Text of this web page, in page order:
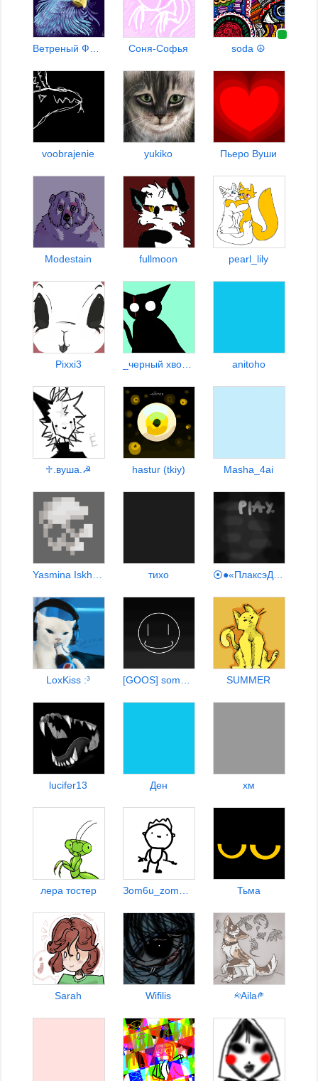
Соня-Софья soda ☮
voobrajenie yukiko Пьеро Вуши
Modestain fullmoon pearl_lily
Pixxi3 anitoho
♱︎.вуша.☭ hastur (tkiy) Masha_4ai
тихо
LoxKiss :³ SUMMER
lucifer13 Ден хм
лера тостер Тьма
Sarah Wifilis ༱Aila༲